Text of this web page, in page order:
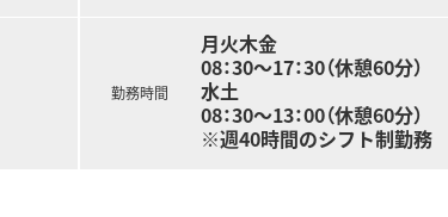
勤務時間
月火木金
08：30～17：30（休憩60分）
水土
08：30～13：00（休憩60分）
※週40時間のシフト制勤務